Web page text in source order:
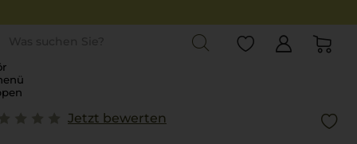
Jetzt bewerten